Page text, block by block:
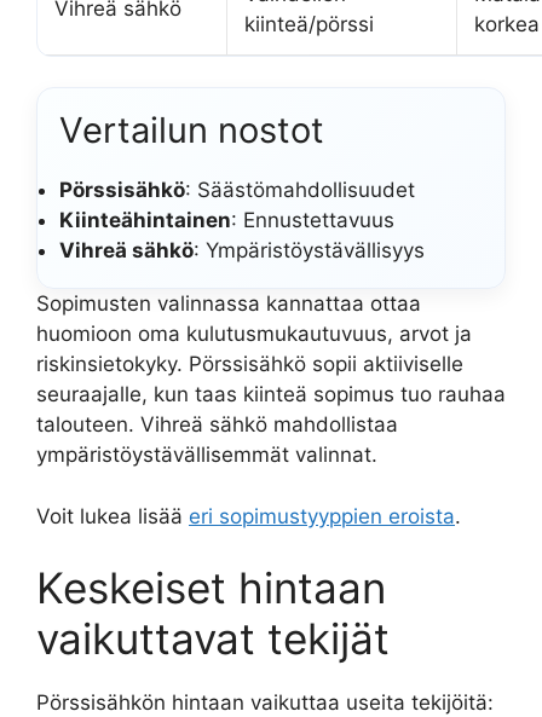
Vihreä sähkö
kiinteä/pörssi
korkea
Vertailun nostot
Pörssisähkö: Säästömahdollisuudet
Kiinteähintainen: Ennustettavuus
Vihreä sähkö: Ympäristöystävällisyys
Sopimusten valinnassa kannattaa ottaa
huomioon oma kulutusmukautuvuus, arvot ja
riskinsietokyky. Pörssisähkö sopii aktiiviselle
seuraajalle, kun taas kiinteä sopimus tuo rauhaa
talouteen. Vihreä sähkö mahdollistaa
ympäristöystävällisemmät valinnat.
Voit lukea lisää eri sopimustyyppien eroista.
Keskeiset hintaan
vaikuttavat tekijät
Pörssisähkön hintaan vaikuttaa useita tekijöitä: